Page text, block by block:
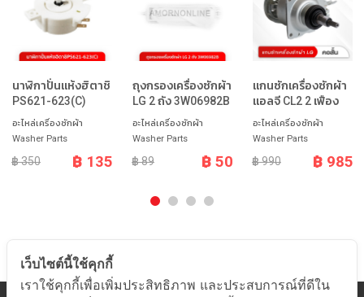
นาฬิกาปั่นแห้งฮิตาชิ
PS621-623(C)
อะไหล่เครื่องซักผ้า
Washer Parts
฿ 350 ฿ 135
ถุงกรองเครื่องซักผ้า
LG 2 ถัง 3W06982B
อะไหล่เครื่องซักผ้า
Washer Parts
฿ 89 ฿ 50
แกนซักเครื่องซักผ้า
แอลจี CL2 2 เฟือง
อะไหล่เครื่องซักผ้า
Washer Parts
฿ 990 ฿ 985
เว็บไซต์นี้ใช้คุกกี้
เราใช้คุกกี้เพื่อเพิ่มประสิทธิภาพ และประสบการณ์ที่ดีใน